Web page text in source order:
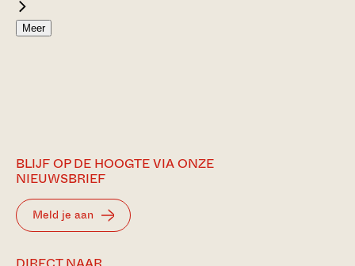
Meer
BLIJF OP DE HOOGTE VIA ONZE
NIEUWSBRIEF
Meld je aan